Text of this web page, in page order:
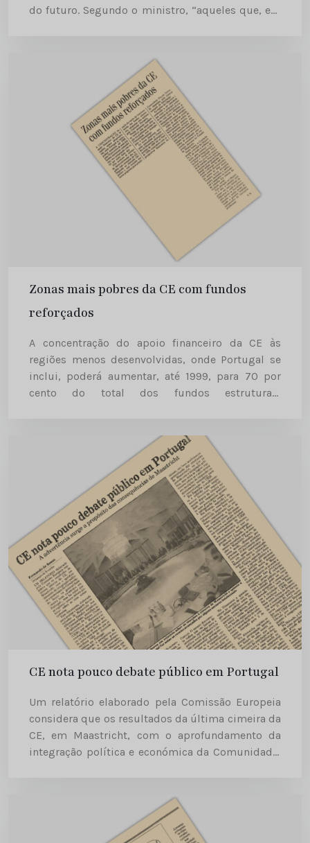
do futuro. Segundo o ministro, “aqueles que, em
Zonas mais pobres da CE com fundos
reforçados
A concentração do apoio financeiro da CE às
regiões menos desenvolvidas, onde Portugal se
inclui, poderá aumentar, até 1999, para 70 por
cento do total dos fundos estruturais
CE nota pouco debate público em Portugal
Um relatório elaborado pela Comissão Europeia
considera que os resultados da última cimeira da
CE, em Maastricht, com o aprofundamento da
integração política e económica da Comunidade,